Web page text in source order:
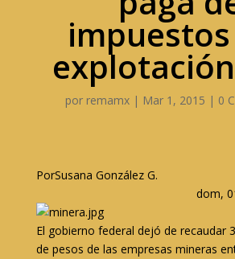
por remamx| Mar 1, 2015 | 0
PorSusana González G.
dom,
El gobierno federal dejó de recaudar
de pesos de las empresas mineras